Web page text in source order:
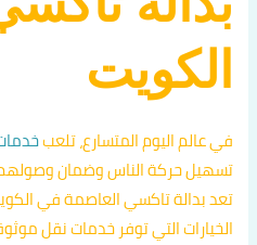
الكويت
في عالم اليوم المتسارع، تلعب
تسهيل حركة الناس وضمان
الخيارات التي توفر خدمات نقل